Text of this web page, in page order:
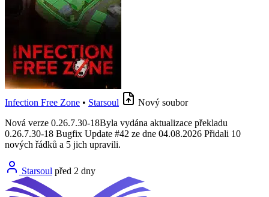
Infection Free Zone • Starsoul
Nový soubor
Nová verze 0.26.7.30-18Byla vydána aktualizace překladu
0.26.7.30-18 Bugfix Update #42 ze dne 04.08.2026 Přidali 10
nových řádků a 5 jich upravili.
Starsoul před 2 dny